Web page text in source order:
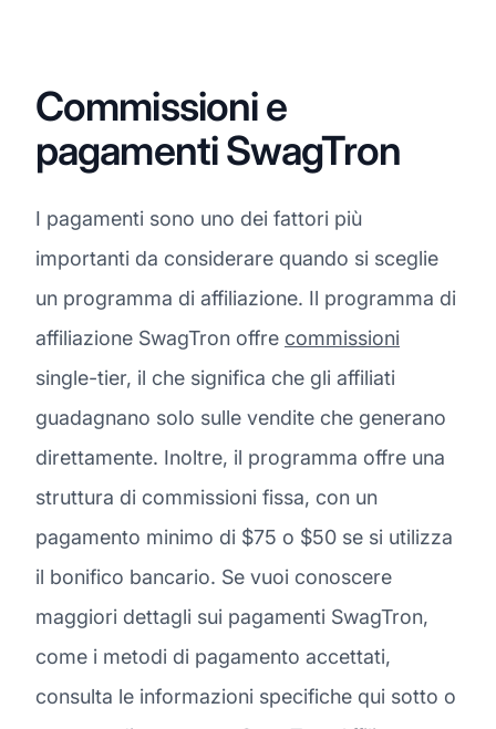
Commissioni e
pagamenti SwagTron
I pagamenti sono uno dei fattori più
importanti da considerare quando si sceglie
un programma di affiliazione. Il programma di
affiliazione SwagTron offre commissioni
single-tier, il che significa che gli affiliati
guadagnano solo sulle vendite che generano
direttamente. Inoltre, il programma offre una
struttura di commissioni fissa, con un
pagamento minimo di $75 o $50 se si utilizza
il bonifico bancario. Se vuoi conoscere
maggiori dettagli sui pagamenti SwagTron,
come i metodi di pagamento accettati,
consulta le informazioni specifiche qui sotto o